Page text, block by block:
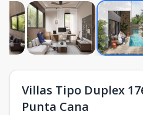
Villas Tipo Duplex
Punta Cana